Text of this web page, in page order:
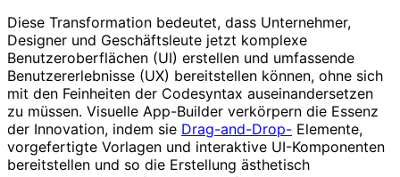
Diese Transformation bedeutet, dass Unternehmer,
Designer und Geschäftsleute jetzt komplexe
Benutzeroberflächen (UI) erstellen und umfassende
Benutzererlebnisse (UX) bereitstellen können, ohne sich
mit den Feinheiten der Codesyntax auseinandersetzen
zu müssen. Visuelle App-Builder verkörpern die Essenz
der Innovation, indem sie Drag-and-Drop- Elemente,
vorgefertigte Vorlagen und interaktive UI-Komponenten
bereitstellen und so die Erstellung ästhetisch